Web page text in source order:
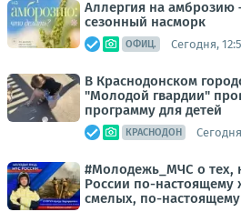
Аллергия на амброзию
сезонный насморк
ОФИЦ. Сегодня,
В Краснодонском
"Молодой гвардии"
программу для детей
КРАСНОДОН
#Молодежь_МЧС о тех,
России по-
смелых, по-